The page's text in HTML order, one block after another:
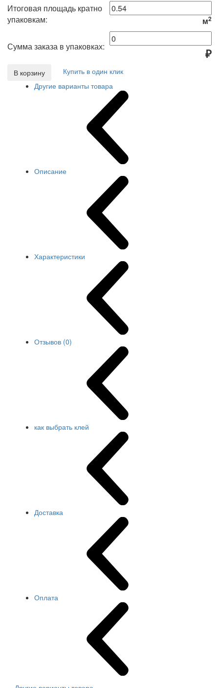
Итоговая площадь кратно
упаковкам:
м2
Сумма заказа в упаковках: ₽
В корзину
Купить в один клик
Другие варианты товара
Описание
Характеристики
Отзывов (0)
как выбрать клей
Доставка
Оплата